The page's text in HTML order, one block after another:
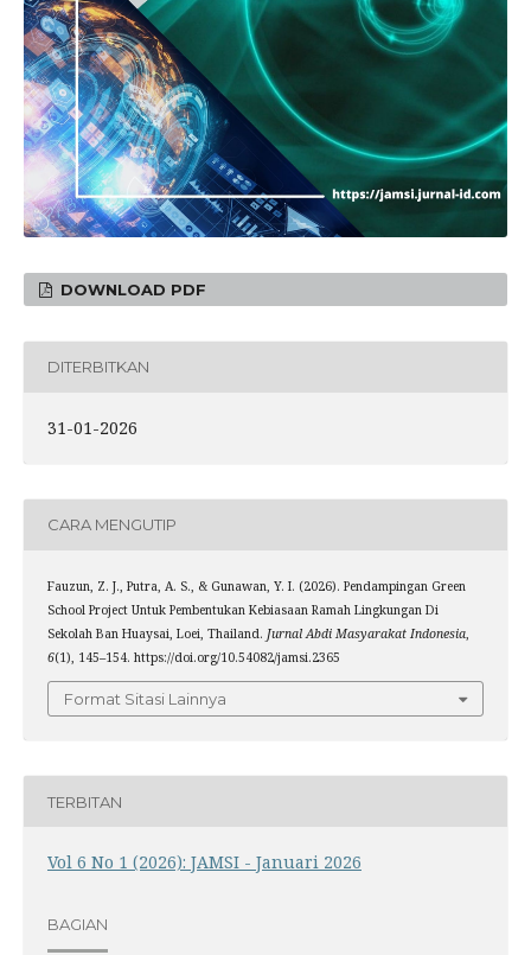
DOWNLOAD PDF
DITERBITKAN
31-01-2026
CARA MENGUTIP
Fauzun, Z. J., Putra, A. S., & Gunawan, Y. I. (2026). Pendampingan Green
School Project Untuk Pembentukan Kebiasaan Ramah Lingkungan Di
Sekolah Ban Huaysai, Loei, Thailand. Jurnal Abdi Masyarakat Indonesia,
6(1), 145–154. https://doi.org/10.54082/jamsi.2365
Format Sitasi Lainnya
TERBITAN
Vol 6 No 1 (2026): JAMSI - Januari 2026
BAGIAN